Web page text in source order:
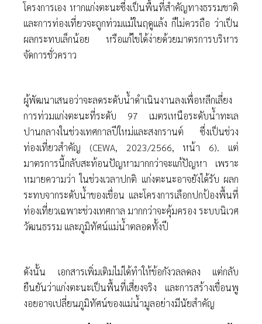
โครงการเอง หากแก่งตะนะซึ่งเป็นพื้นที่สําคัญทางธรรมชาติ
และการท่องเที่ยวจะถูกท่วมแม้ในฤดูแล้ง ก็ไม่ควรถือ ว่าเป็น
ผลกระทบเล็กน้อย หรือแก้ไขได้ง่ายด้วยมาตรการบริหาร
จัดการชั่วคราว
ผู้พัฒนาเสนอว่าจะลดระดับนํ้าดําเนินงานลงเพื่อหลีกเลี่ยง
การท่วมแก่งตะนะที่ระดับ 97 เมตรเหนือระดับนํ้าทะเล
ปานกลางในช่วงเทศกาลปีใหม่และสงกรานต์ ซึ่งเป็นช่วง
ท่องเที่ยวสําคัญ (CEWA, 2023/2566, หน้า 6). แต่
มาตรการนี้กลับสะท้อนปัญหามากกว่าจะแก้ปัญหา เพราะ
หมายความว่า ในช่วงเวลาปกติ แก่งตะนะอาจยังได้รับ ผลก
ระทบจากระดับนํ้าของเขื่อน และโครงการเลือกปกป้องพื้นที่
ท่องเที่ยวเฉพาะช่วงเทศกาล มากกว่าจะคุ้มครอง ระบบนิเวศ
วัฒนธรรม และภูมิทัศน์แม่นํ้าตลอดทั้งปี
ดังนั้น เอกสารเพิ่มเติมไม่ได้ทําให้ข้อกังวลลดลง แต่กลับ
ยืนยันว่าแก่งตะนะเป็นพื้นที่เสี่ยงจริง และการสร้างเขื่อนพู
งอยอาจเปลี่ยนภูมิทัศน์ของแม่นํ้ามูลอย่างมีนัยสําคัญ